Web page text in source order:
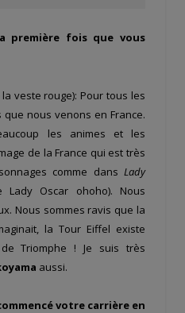
première fois que vous
veste rouge): Pour tous les
que nous venons en France.
les animes et les
de la France qui est très
comme dans Lady
Oscar ohoho). Nous
Nous sommes ravis que la
la Tour Eiffel existe
Triomphe ! Je suis très
aussi.
votre carrière en